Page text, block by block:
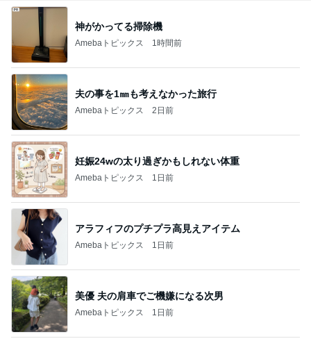
神がかってる掃除機
Amebaトピックス 1時間前
夫の事を1㎜も考えなかった旅行
Amebaトピックス 2日前
妊娠24wの太り過ぎかもしれない体重
Amebaトピックス 1日前
アラフィフのプチプラ高見えアイテム
Amebaトピックス 1日前
美優 夫の肩車でご機嫌になる次男
Amebaトピックス 1日前